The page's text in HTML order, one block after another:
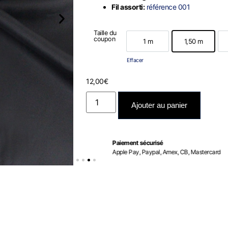
Taille du
coupon
1 m 1,50 m
Effacer
12,00€
Ajouter au panier
Paiement sécurisé
Apple Pay, Paypal, Amex, CB, Mastercard
Fil assorti: référence 001